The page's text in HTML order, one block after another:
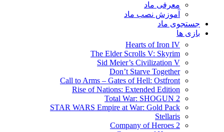
معرفی ماد
آموزش نصب ماد
جستجوی ماد
بازی ها
Hearts of Iron IV
The Elder Scrolls V: Skyrim
Sid Meier’s Civilization V
Don’t Starve Together
Call to Arms – Gates of Hell: Ostfront
Rise of Nations: Extended Edition
Total War: SHOGUN 2
STAR WARS Empire at War: Gold Pack
Stellaris
Company of Heroes 2